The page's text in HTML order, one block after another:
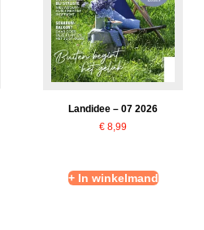
Landidee – 07 2026
€ 8,99
+ In winkelmand